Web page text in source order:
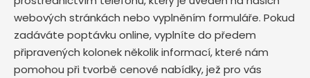
webových stránkách nebo vyplněním formuláře. Pokud
zadáváte poptávku online, vyplníte do předem
připravených kolonek několik informací, které nám
pomohou při tvorbě cenové nabídky, jež pro vás